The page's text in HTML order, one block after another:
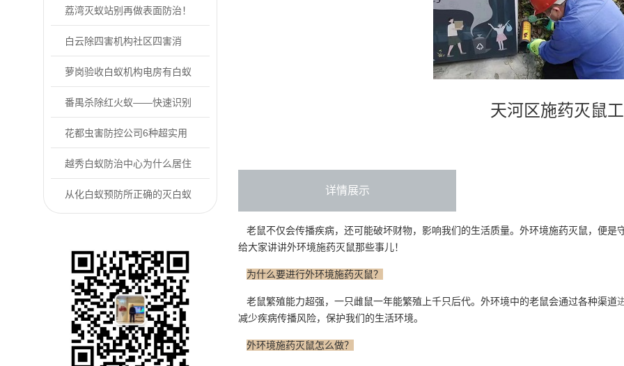
白蚁受害迹象
荔湾灭蚁站别再做表面防治！
专业灭蚁找益伦
白云除四害机构社区四害消
杀，分4步实操！
萝岗验收白蚁机构电房有白蚁
危害怎么办
番禺杀除红火蚁——快速识别
防控户外常见的...
花都虫害防控公司6种超实用
的“老鼠怕”用...
越秀白蚁防治中心为什么居住
的房屋里会有白...
从化白蚁预防所正确的灭白蚁
天河区施药灭鼠
详情展示
老鼠不仅会传播疾病，还可能破坏财物，影响我们的生活质量。外环境施药灭鼠，便是
给大家讲讲外环境施药灭鼠那些事儿！
为什么要进行外环境施药灭鼠？
老鼠繁殖能力超强，一只雌鼠一年能繁殖上千只后代。外环境中的老鼠会通过各种渠道
减少疾病传播风险，保护我们的生活环境。
外环境施药灭鼠怎么做？